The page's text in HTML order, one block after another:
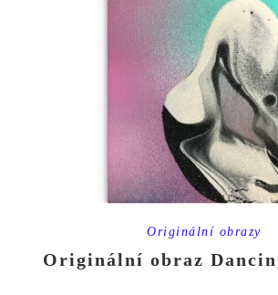
Originální obrazy
Originální obraz